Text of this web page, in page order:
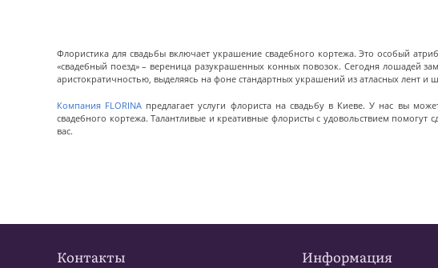
Флористика для свадьбы включает украшение свадебного кортежа. Это особый
«свадебный поезд» – вереница разукрашенных конных повозок. Сегодня лошадей
аристократичностью, выделяясь на фоне стандартных украшений из атласных лент и
Компания FLORINA предлагает услуги флориста на свадьбу в Киеве. У нас вы
свадебного кортежа. Талантливые и креативные флористы с удовольствием
вас.
Контакты Информация